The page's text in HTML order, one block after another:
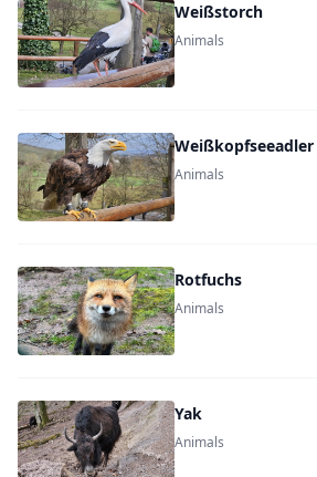
Weißstorch
Animals
Weißkopfseeadler
Animals
Rotfuchs
Animals
Yak
Animals